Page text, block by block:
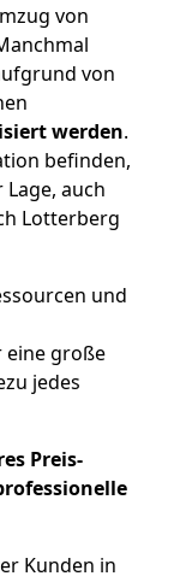
von
von
werden.
befinden,
auch
Lotterberg
und
eine große
jedes
Preis-
Kunden in